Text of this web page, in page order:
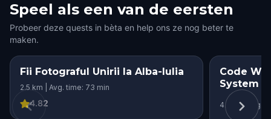
for the game!
Speel als een van de eersten
Probeer deze quests in bèta en help ons ze nog beter te
maken.
Fii Fotograful Unirii la Alba-Iulia
2.5 km | Avg. time: 73 min
4.82
Code
System
4.1 km | Avg.